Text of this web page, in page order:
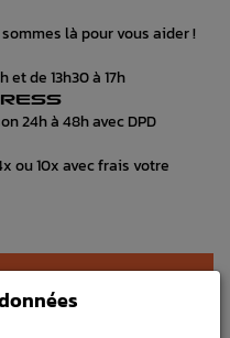
là pour vous aider !
et de 13h30 à 17h
24h à 48h avec DPD
ou 10x avec frais votre